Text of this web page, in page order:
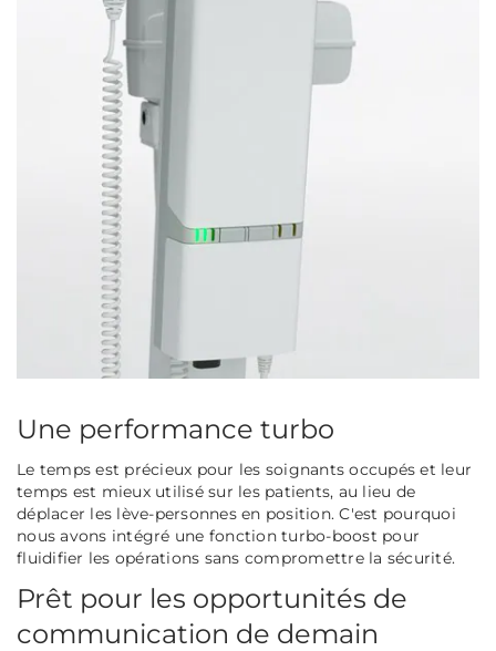
Une performance turbo
Le temps est précieux pour les soignants occupés et leur
temps est mieux utilisé sur les patients, au lieu de
déplacer les lève-personnes en position. C'est pourquoi
nous avons intégré une fonction turbo-boost pour
fluidifier les opérations sans compromettre la sécurité.
Prêt pour les opportunités de
communication de demain